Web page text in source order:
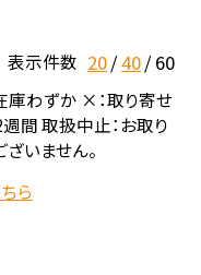
表示件数 20 40 60
わずか ×：取り寄せ
間 取扱中止：お取り
いません。
ら